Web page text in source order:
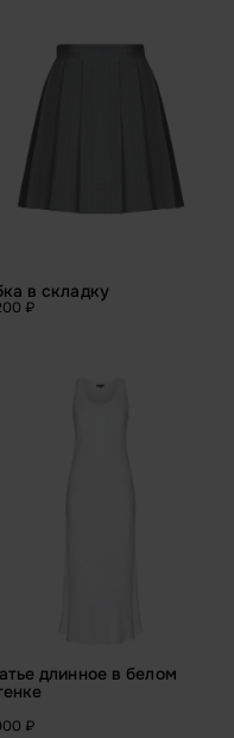
в складку
₽
длинное в белом
₽